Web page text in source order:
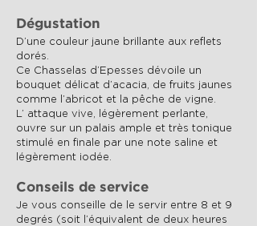
Dégustation
D’une couleur jaune brillante aux reflets
dorés.
Ce Chasselas d’Epesses dévoile un
bouquet délicat d’acacia, de fruits jaunes
comme l’abricot et la pêche de vigne.
L’ attaque vive, légèrement perlante,
ouvre sur un palais ample et très tonique
stimulé en finale par une note saline et
légèrement iodée.
Conseils de service
Je vous conseille de le servir entre 8 et 9
degrés (soit l’équivalent de deux heures